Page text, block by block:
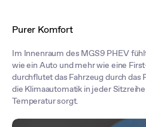
Purer Komfort
Im Innenraum des MGS9 PHEV
wie ein Auto und mehr wie eine
durchflutet das Fahrzeug durch das
die Klimaautomatik in jeder
Temperatur sorgt.